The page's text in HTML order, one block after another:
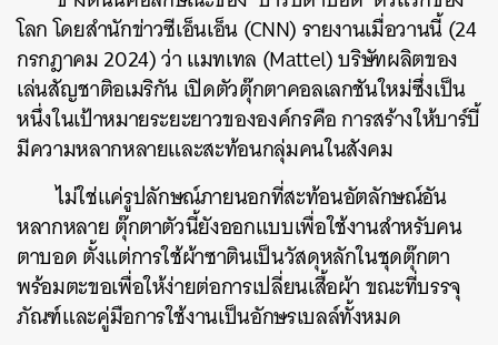
โลก โดยสำนักข่าวซีเอ็นเอ็น (CNN) รายงานเมื่อวานนี้ (24
กรกฎาคม 2024) ว่า แมทเทล (Mattel) บริษัทผลิตของ
เล่นสัญชาติอเมริกัน เปิดตัวตุ๊กตาคอลเลกชันใหม่ซึ่งเป็น
หนึ่งในเป้าหมายระยะยาวขององค์กรคือ การสร้างให้บาร์บี้
มีความหลากหลายและสะท้อนกลุ่มคนในสังคม
ไม่ใช่แค่รูปลักษณ์ภายนอกที่สะท้อนอัตลักษณ์อัน
หลากหลาย ตุ๊กตาตัวนี้ยังออกแบบเพื่อใช้งานสำหรับคน
ตาบอด ตั้งแต่การใช้ผ้าซาตินเป็นวัสดุหลักในชุดตุ๊กตา
พร้อมตะขอเพื่อให้ง่ายต่อการเปลี่ยนเสื้อผ้า ขณะที่บรรจุ
ภัณฑ์และคู่มือการใช้งานเป็นอักษรเบลล์ทั้งหมด